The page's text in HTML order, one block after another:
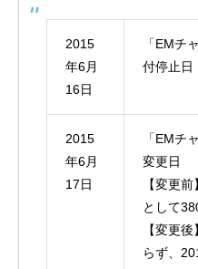
2015
年6月
16日
「EMチ
付停止日
2015
年6月
17日
「EMチ
変更日
【変更
として
【変更
らず、